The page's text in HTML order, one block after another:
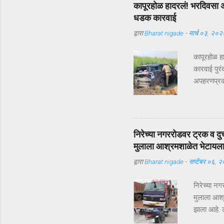
कापूरहोळ हादरलं! भरदिवसा
धडक कारवाई
द्वाराBharat nigade - मार्च ०३,
कापूरहोळ
कारवाई
आलं. पण
सुखरूप
निरेच्या नगररोडवर ट्रक व
मुलाला आश्रमशाळेत भेटायला
द्वाराBharat nigade - सप्टेंबर ०६,
निरेच्या
मुलाला
झाला आहे.